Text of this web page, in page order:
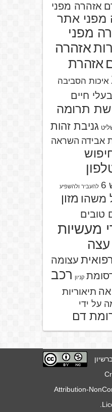
אזהרה מפני
מפני אתר
מפני
אזהרה
אזהרת
איכות הסביבה
בעלי חיים
תרומה
גניבת זהות
אבידה השראה
להעביר ולהשפיע
משהו מזון
טובים
מעשיות
עצה
עצומה
קניון רכב
תיאוריות
על ידי
דם
Attribution-